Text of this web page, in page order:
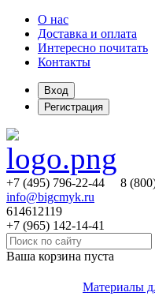
О нас
Доставка и оплата
Интересно почитать
Контакты
Вход
Регистрация
+7 (495) 796-22-44 8
info@bigcmyk.ru
614612119
+7 (965) 142-14-41
Ваша корзина пуста
Материалы